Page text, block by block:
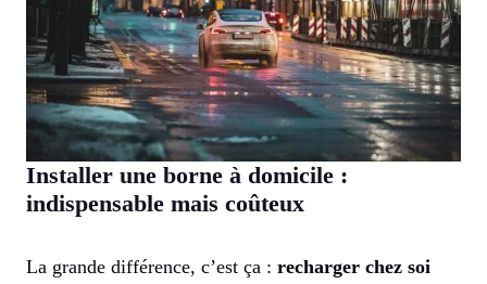
Installer une borne à domicile :
indispensable mais coûteux
La grande différence, c’est ça : recharger chez soi